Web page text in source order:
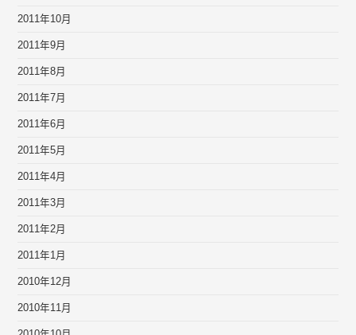
2011年10月
2011年9月
2011年8月
2011年7月
2011年6月
2011年5月
2011年4月
2011年3月
2011年2月
2011年1月
2010年12月
2010年11月